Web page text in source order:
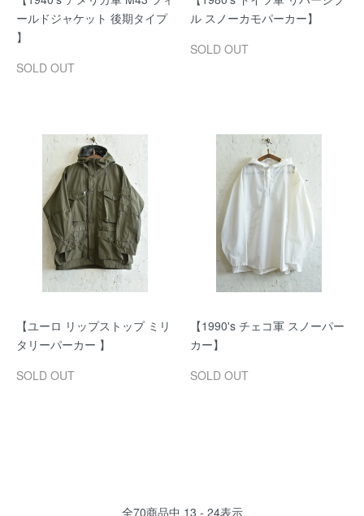
ールドジャケット 後期タイプ
】
SOLD OUT
ル スノーカモパーカー】
SOLD OUT
【ユーロ リップストップ ミリ
タリーパーカー 】
SOLD OUT
【1990's チェコ軍 スノーパー
カー】
SOLD OUT
全70商品中 13 - 24表示